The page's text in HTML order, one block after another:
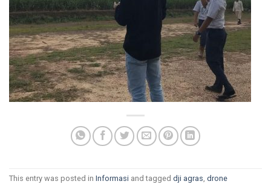
This entry was posted in Informasi and tagged dji agras, drone